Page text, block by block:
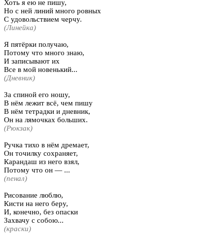
Хоть я ею не пишу,
Но с ней линий много ровных
С удовольствием черчу.
(Линейка)
Я пятёрки получаю,
Потому что много знаю,
И записывают их
Все в мой новенький...
(Дневник)
За спиной его ношу,
В нём лежит всё, чем пишу
В нём тетрадки и дневник,
Он на лямочках больших.
(Рюкзак)
Ручка тихо в нём дремает,
Он точилку сохраняет,
Карандаш из него взял,
Потому что он — ...
(пенал)
Рисование люблю,
Кисти на него беру,
И, конечно, без опаски
Захвачу с собою...
(краски)